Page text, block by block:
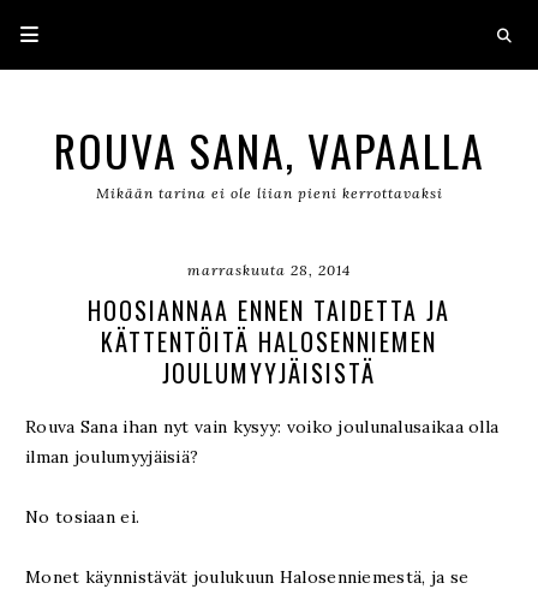
ROUVA SANA, VAPAALLA
Mikään tarina ei ole liian pieni kerrottavaksi
marraskuuta 28, 2014
HOOSIANNAA ENNEN TAIDETTA JA
KÄTTENTÖITÄ HALOSENNIEMEN
JOULUMYYJÄISISTÄ
Rouva Sana ihan nyt vain kysyy: voiko joulunalusaikaa olla
ilman joulumyyjäisiä?
No tosiaan ei.
Monet käynnistävät joulukuun Halosenniemestä, ja se